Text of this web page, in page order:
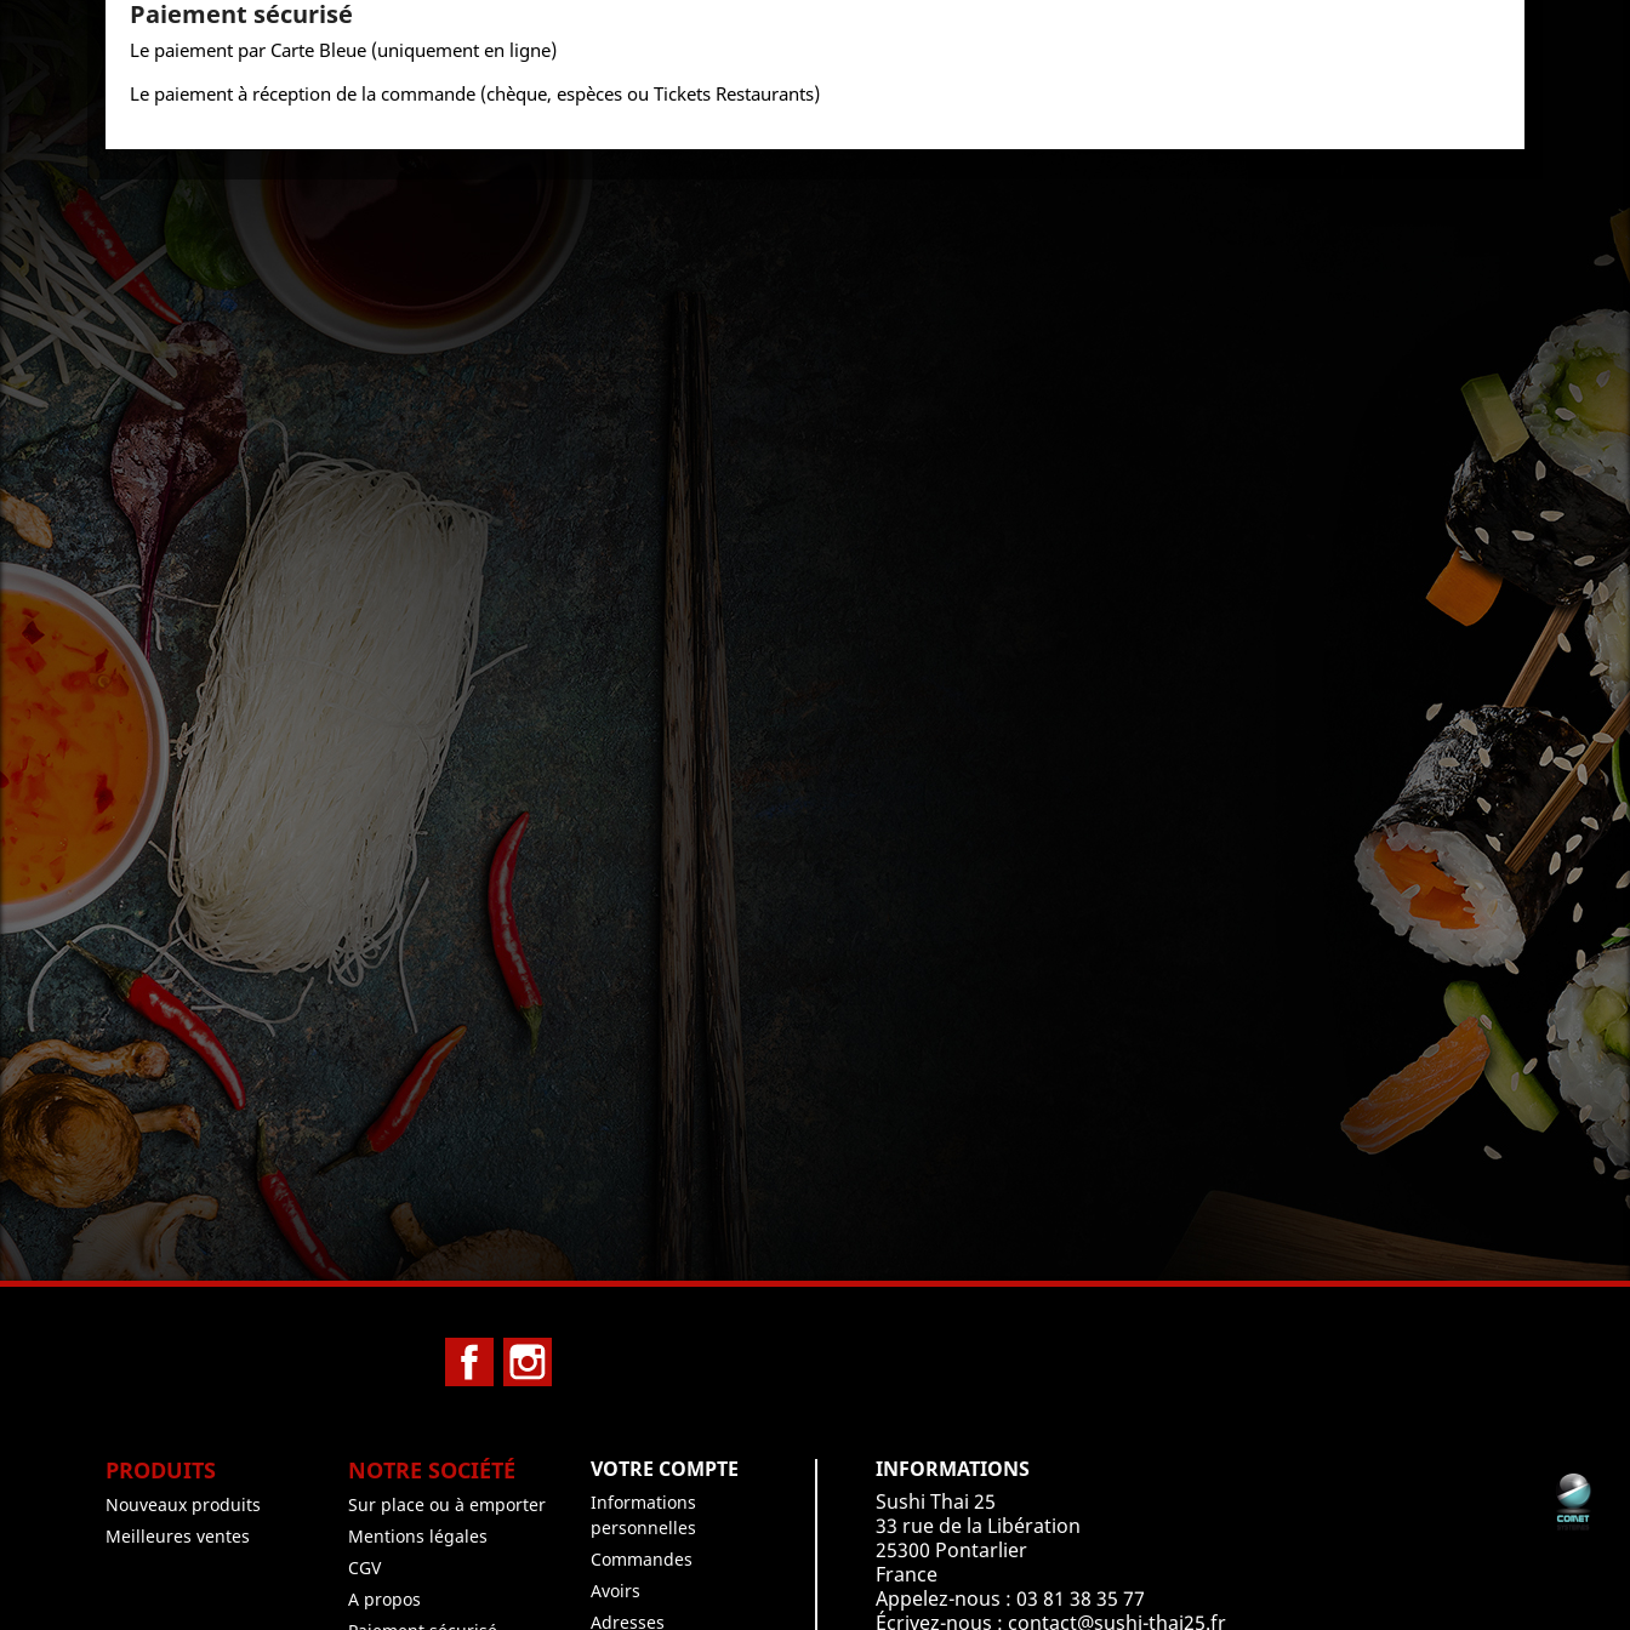
Paiement sécurisé
Le paiement par Carte Bleue (uniquement en ligne)
Le paiement à réception de la commande (chèque, espèces ou Tickets Restaurants)
Facebook
PRODUITS
Nouveaux produits
Meilleures ventes
NOTRE SOCIÉTÉ
Sur place ou à emporter
Mentions légales
CGV
A propos
VOTRE COMPTE
Informations
personnelles
Commandes
Avoirs
Adresses
INFORMATIONS
Sushi Thai 25
33 rue de la Libération
25300 Pontarlier
France
Appelez-nous : 03 81 38 35 77
Écrivez-nous : contact@sushi-thai25.fr